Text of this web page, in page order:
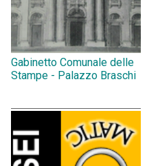
Gabinetto Comunale delle
Stampe - Palazzo Braschi